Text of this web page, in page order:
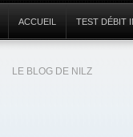
LE BLOG DE NILZ
ACCUEIL TEST DÉBIT